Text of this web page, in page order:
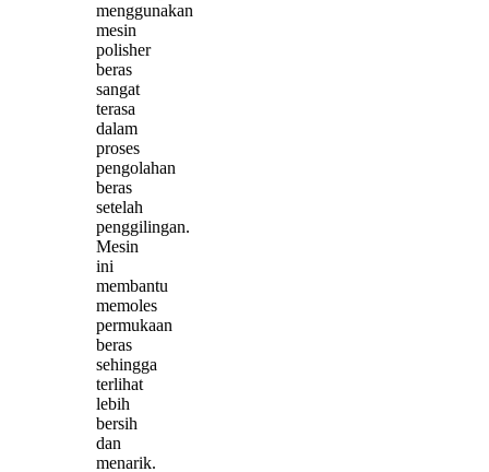
menggunakan
mesin
polisher
beras
sangat
terasa
dalam
proses
pengolahan
beras
setelah
penggilingan.
Mesin
ini
membantu
memoles
permukaan
beras
sehingga
terlihat
lebih
bersih
dan
menarik.